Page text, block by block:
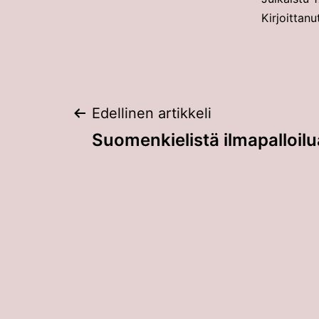
Artikkelien
Edellinen artikkeli
Suomenkielistä